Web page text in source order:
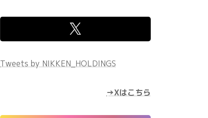
Tweets by NIKKEN_HOLDINGS
→Xはこちら